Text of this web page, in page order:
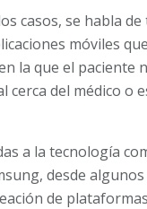
casos, se habla
móviles
la que el paciente
cerca del médico o
a la tecnología
desde
de